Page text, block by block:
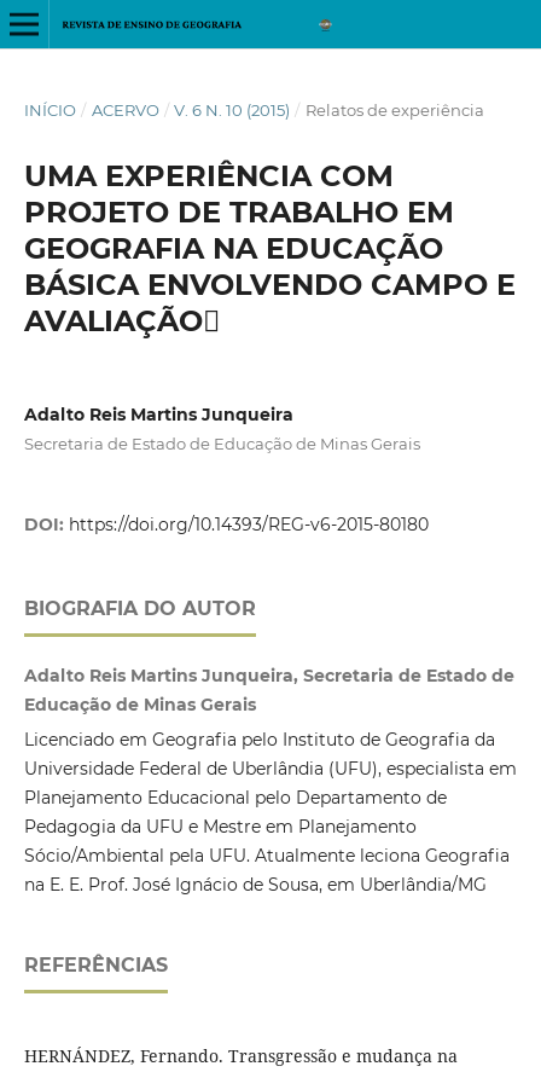
INÍCIO / ACERVO / V. 6 N. 10 (2015) / Relatos de experiência
UMA EXPERIÊNCIA COM
PROJETO DE TRABALHO EM
GEOGRAFIA NA EDUCAÇÃO
BÁSICA ENVOLVENDO CAMPO E
AVALIAÇÃO
Adalto Reis Martins Junqueira
Secretaria de Estado de Educação de Minas Gerais
DOI: https://doi.org/10.14393/REG-v6-2015-80180
BIOGRAFIA DO AUTOR
Adalto Reis Martins Junqueira, Secretaria de Estado de
Educação de Minas Gerais
Licenciado em Geografia pelo Instituto de Geografia da
Universidade Federal de Uberlândia (UFU), especialista em
Planejamento Educacional pelo Departamento de
Pedagogia da UFU e Mestre em Planejamento
Sócio/Ambiental pela UFU. Atualmente leciona Geografia
na E. E. Prof. José Ignácio de Sousa, em Uberlândia/MG
REFERÊNCIAS
HERNÁNDEZ, Fernando. Transgressão e mudança na